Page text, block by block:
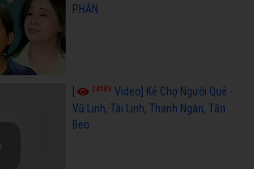
PHẬN
24583 Video] Kẻ Chợ Người Quê -
Vũ Linh, Tài Linh, Thanh Ngân, Tấn
Beo